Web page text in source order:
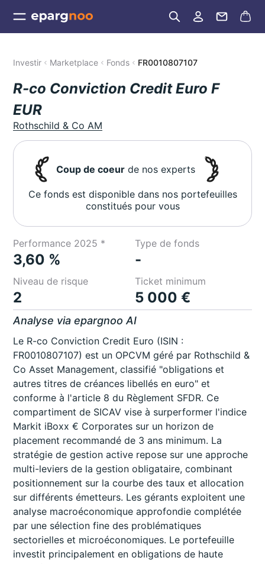
Investir Marketplace Fonds FR0010807107
R-co Conviction Credit Euro F
EUR
Rothschild & Co AM
Coup de coeur de nos experts
Ce fonds est disponible dans nos portefeuilles
constitués pour vous
Performance 2025 *
3,60 %
Type de fonds
-
Niveau de risque
2
Ticket minimum
5 000 €
Analyse via epargnoo AI
Le R-co Conviction Credit Euro (ISIN :
FR0010807107) est un OPCVM géré par Rothschild &
Co Asset Management, classifié "obligations et
autres titres de créances libellés en euro" et
conforme à l'article 8 du Règlement SFDR. Ce
compartiment de SICAV vise à surperformer l'indice
Markit iBoxx € Corporates sur un horizon de
placement recommandé de 3 ans minimum. La
stratégie de gestion active repose sur une approche
multi-leviers de la gestion obligataire, combinant
positionnement sur la courbe des taux et allocation
sur différents émetteurs. Les gérants exploitent une
analyse macroéconomique approfondie complétée
par une sélection fine des problématiques
sectorielles et microéconomiques. Le portefeuille
investit principalement en obligations de haute